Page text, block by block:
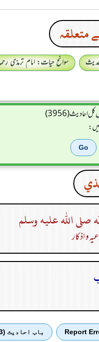
متعلقہ
سوانح حیات: امام ترمذی
احادیث (3956)
صلى الله عليه وسلم
و اذکار
Report باب احادیث (3)